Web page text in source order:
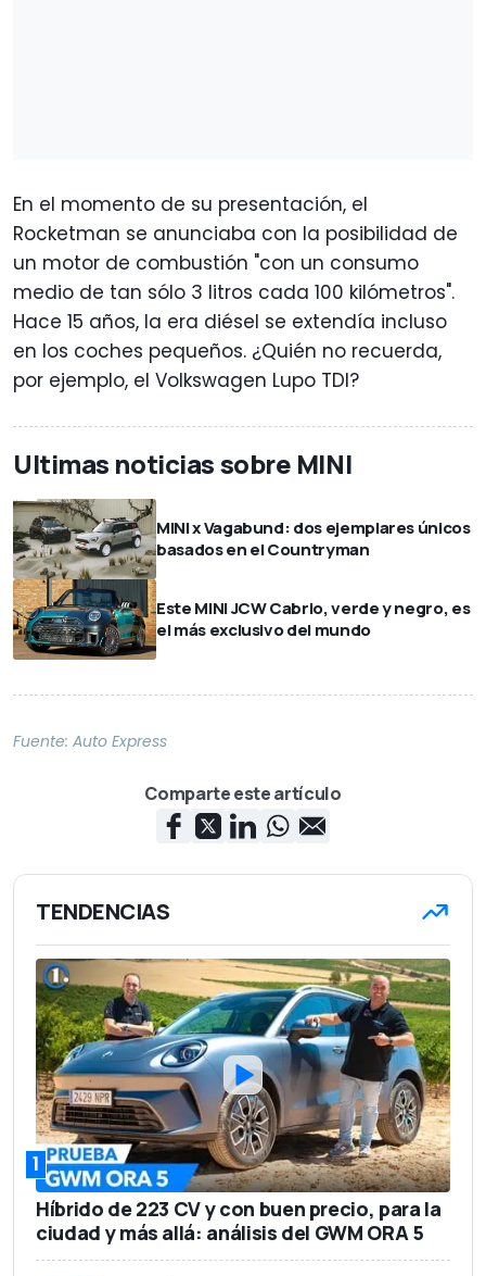
En el momento de su presentación, el
Rocketman se anunciaba con la posibilidad de
un motor de combustión "con un consumo
medio de tan sólo 3 litros cada 100 kilómetros".
Hace 15 años, la era diésel se extendía incluso
en los coches pequeños. ¿Quién no recuerda,
por ejemplo, el Volkswagen Lupo TDI?
Ultimas noticias sobre MINI
MINI x Vagabund: dos ejemplares únicos
basados en el Countryman
Este MINI JCW Cabrio, verde y negro, es
el más exclusivo del mundo
Fuente: Auto Express
Comparte este artículo
TENDENCIAS
1
Híbrido de 223 CV y con buen precio, para la
ciudad y más allá: análisis del GWM ORA 5